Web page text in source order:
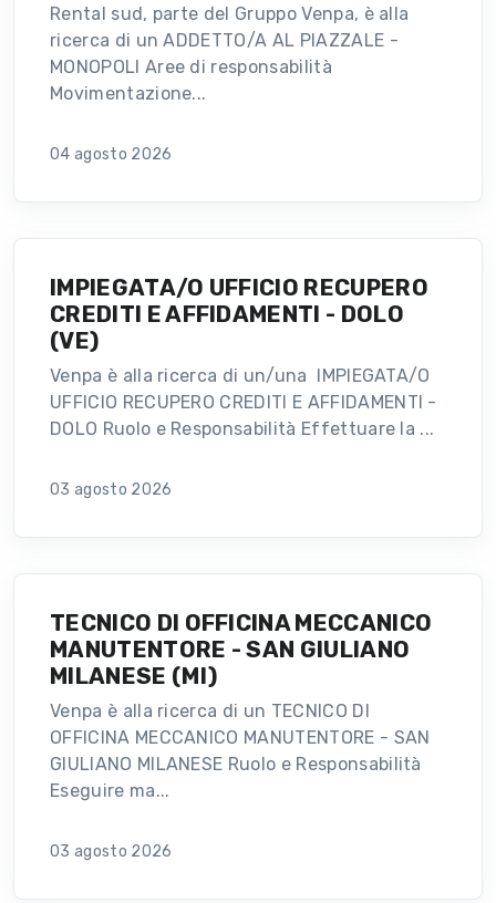
Rental sud, parte del Gruppo Venpa, è alla
ricerca di un ADDETTO/A AL PIAZZALE -
MONOPOLI Aree di responsabilità
Movimentazione...
04 agosto 2026
IMPIEGATA/O UFFICIO RECUPERO
CREDITI E AFFIDAMENTI - DOLO
(VE)
Venpa è alla ricerca di un/una IMPIEGATA/O
UFFICIO RECUPERO CREDITI E AFFIDAMENTI -
DOLO Ruolo e Responsabilità Effettuare la ...
03 agosto 2026
TECNICO DI OFFICINA MECCANICO
MANUTENTORE - SAN GIULIANO
MILANESE (MI)
Venpa è alla ricerca di un TECNICO DI
OFFICINA MECCANICO MANUTENTORE - SAN
GIULIANO MILANESE Ruolo e Responsabilità
Eseguire ma...
03 agosto 2026